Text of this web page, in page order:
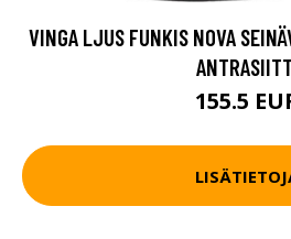
VINGA LJUS FUNKIS NOVA
155.5